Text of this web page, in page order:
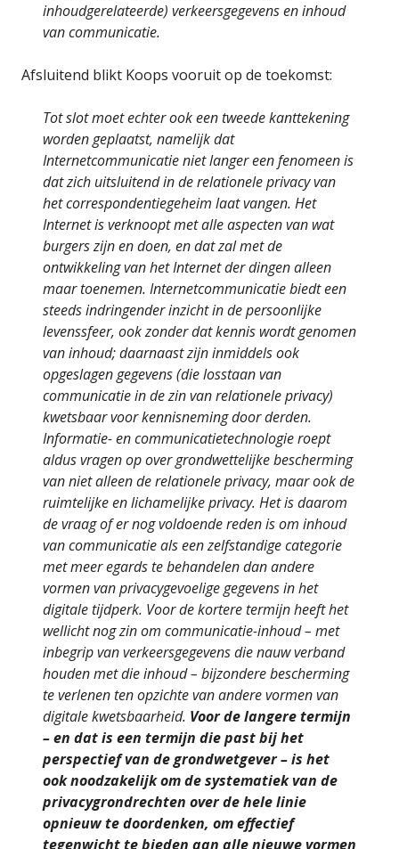
inhoudgerelateerde) verkeersgegevens en inhoud
van communicatie.
Afsluitend blikt Koops vooruit op de toekomst:
Tot slot moet echter ook een tweede kanttekening
worden geplaatst, namelijk dat
Internetcommunicatie niet langer een fenomeen is
dat zich uitsluitend in de relationele privacy van
het correspondentiegeheim laat vangen. Het
Internet is verknoopt met alle aspecten van wat
burgers zijn en doen, en dat zal met de
ontwikkeling van het Internet der dingen alleen
maar toenemen. Internetcommunicatie biedt een
steeds indringender inzicht in de persoonlijke
levenssfeer, ook zonder dat kennis wordt genomen
van inhoud; daarnaast zijn inmiddels ook
opgeslagen gegevens (die losstaan van
communicatie in de zin van relationele privacy)
kwetsbaar voor kennisneming door derden.
Informatie- en communicatietechnologie roept
aldus vragen op over grondwettelijke bescherming
van niet alleen de relationele privacy, maar ook de
ruimtelijke en lichamelijke privacy. Het is daarom
de vraag of er nog voldoende reden is om inhoud
van communicatie als een zelfstandige categorie
met meer egards te behandelen dan andere
vormen van privacygevoelige gegevens in het
digitale tijdperk. Voor de kortere termijn heeft het
wellicht nog zin om communicatie-inhoud – met
inbegrip van verkeersgegevens die nauw verband
houden met die inhoud – bijzondere bescherming
te verlenen ten opzichte van andere vormen van
digitale kwetsbaarheid. Voor de langere termijn
– en dat is een termijn die past bij het
perspectief van de grondwetgever – is het
ook noodzakelijk om de systematiek van de
privacygrondrechten over de hele linie
opnieuw te doordenken, om effectief
tegenwicht te bieden aan alle nieuwe vormen